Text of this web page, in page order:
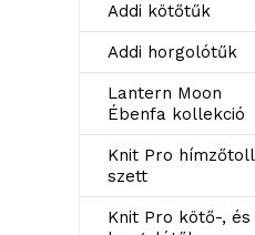
Addi kötőtűk
Addi horgolótűk
Lantern Moon
Ébenfa kollekció
Knit Pro hímzőtoll
szett
Knit Pro kötő-, és